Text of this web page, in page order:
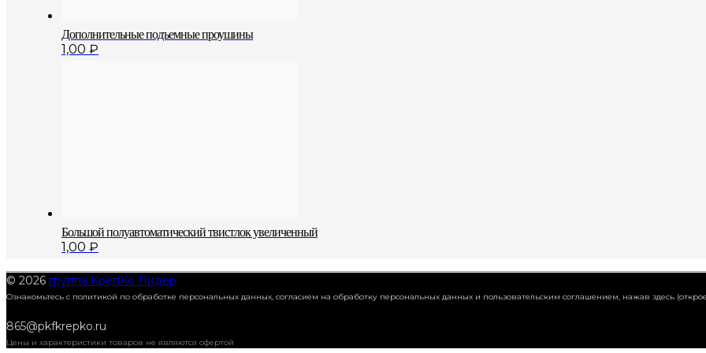
Дополнительные подъемные проушины
1,00 ₽
Большой полуавтоматический твистлок увеличенный
1,00 ₽
© 2026 группа КрепКо Лидер
Ознакомьтесь с политикой по обработке персональных данных, согласием на обработку персональных данных и пользовательским соглашением, нажав здесь
865@pkfkrepko.ru
Цены и характеристики товаров не являются офертой